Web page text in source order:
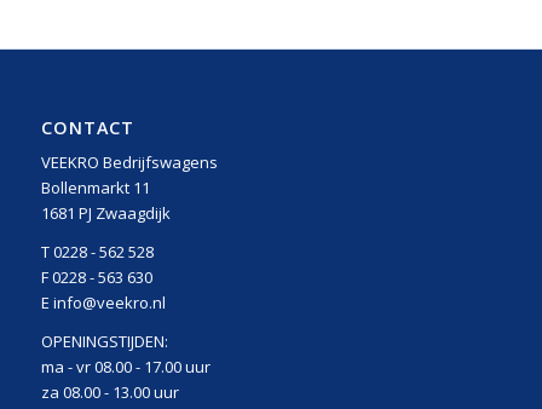
CONTACT
VEEKRO Bedrijfswagens
Bollenmarkt 11
1681 PJ Zwaagdijk
T 0228 - 562 528
F 0228 - 563 630
E info@veekro.nl
OPENINGSTIJDEN:
ma - vr 08.00 - 17.00 uur
za 08.00 - 13.00 uur